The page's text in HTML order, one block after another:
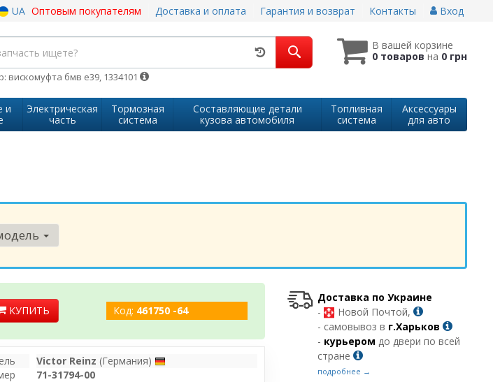
UA Оптовым покупателям Доставка и оплата Гарантия и возврат Контакты Вход
В вашей корзине
0 товаровна 0 грн
вискомуфта бмв е39, 1334101
и
Электрическая
часть
Тормозная
система
Составляющие детали
кузова автомобиля
Топливная
система
Аксессуары
для авто
КУПИТЬ Код: 461750 -64
Victor Reinz (Германия)
71-31794-00
Доставка по Украине
-
Новой Почтой,
- самовывоз в г.Харьков
- курьером до двери по всей
стране
подробнее →